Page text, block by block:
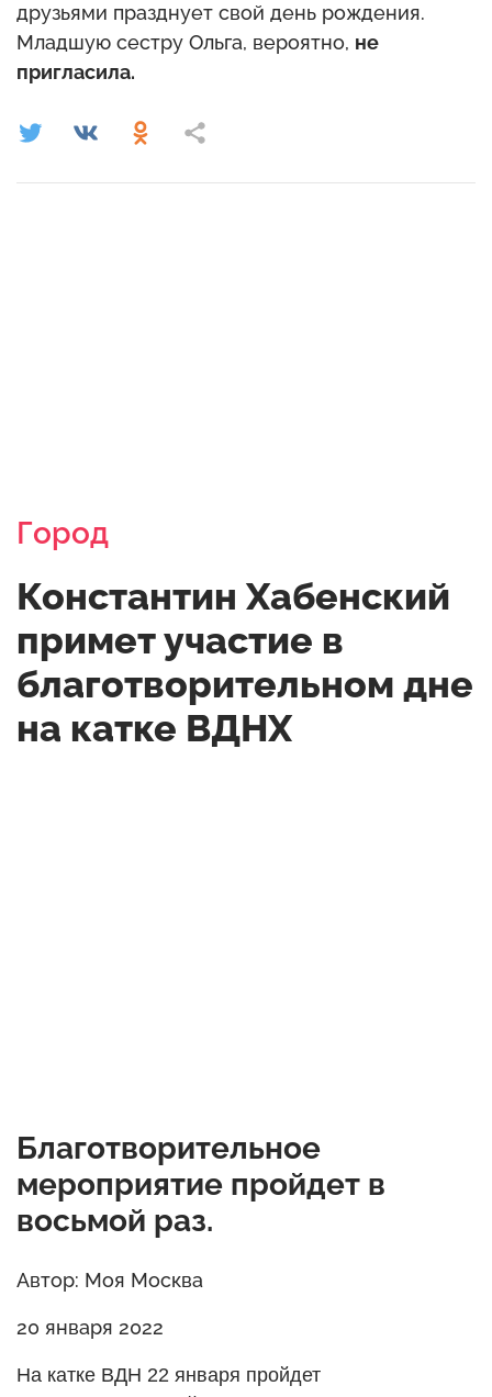
друзьями празднует свой день рождения.
Младшую сестру Ольга, вероятно, не
пригласила.
Город
Константин Хабенский
примет участие в
благотворительном дне
на катке ВДНХ
Благотворительное
мероприятие пройдет в
восьмой раз.
Автор: Моя Москва
20 января 2022
На катке ВДН 22 января пройдет